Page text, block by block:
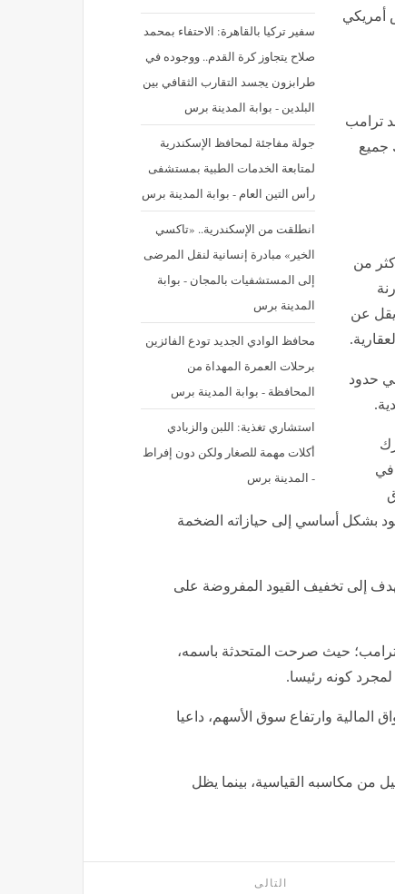
سفير تركيا بالقاهرة: الاحتفاء بمحمد
صلاح يتجاوز كرة القدم.. ووجوده في
طرابزون يجسد التقارب الثقافي بين
البلدين - بوابة المدينة برس
جولة مفاجئة لمحافظ الإسكندرية
لمتابعة الخدمات الطبية بمستشفى
رأس التين العام - بوابة المدينة برس
انطلقت من الإسكندرية.. «تاكسي
الخير» مبادرة إنسانية لنقل المرضى
إلى المستشفيات بالمجان - بوابة
المدينة برس
محافظ الوادي الجديد تودع الفائزين
برحلات العمرة المهداة من
المحافظة - بوابة المدينة برس
استشاري تغذية: اللبن والزبادي
أكلات مهمة للصغار ولكن دون إفراط
- المدينة برس
أمريكي
ترامب
جميع
من
بتحقيق ما لا يقل عن
في حدود
في
الأخيرة البالغة 1.6 مليار دولار تعود بشكل أساسي إلى حيازاته الضخمة
إلى تخفيف القيود المفروضة على
ترامب؛ حيث صرحت المتحدثة باسمه،
كونه رئيسا.
المالية وارتفاع سوق الأسهم، داعيا
من مكاسبه القياسية، بينما يظل
التالى